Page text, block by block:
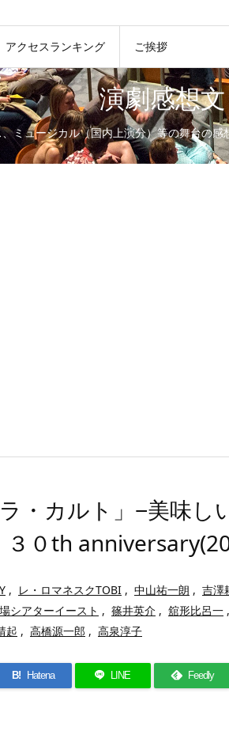
アクセスランキング ご挨拶
演劇感想
ミュージカル（国内上演分）等の舞台の
・カルト」−美味し
０th
, レ・ロマネスクTOBI , 中山祐一朗 , 吉澤
シアターイースト , 篠井英介 , 舘形比呂一 ,
起 , 高橋源一郎 , 高泉淳子
B! Hatena LINE Feedly